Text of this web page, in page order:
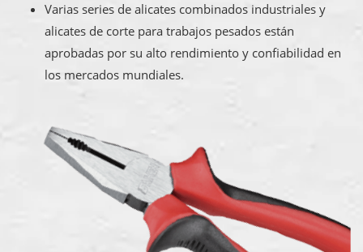
Varias series de alicates combinados industriales y
alicates de corte para trabajos pesados están
aprobadas por su alto rendimiento y confiabilidad en
los mercados mundiales.